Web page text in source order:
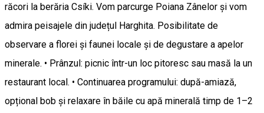
răcori la berăria Csíki. Vom parcurge Poiana Zânelor și vom
admira peisajele din județul Harghita. Posibilitate de
observare a florei și faunei locale și de degustare a apelor
minerale. • Prânzul: picnic într-un loc pitoresc sau masă la un
restaurant local. • Continuarea programului: după-amiază,
opțional bob și relaxare în băile cu apă minerală timp de 1–2